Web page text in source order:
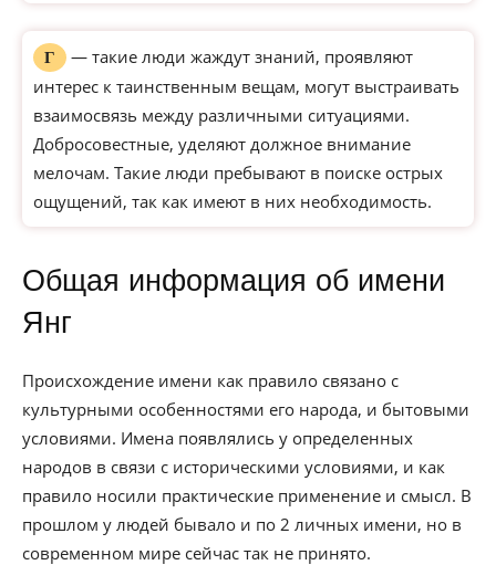
Г
— такие люди жаждут знаний, проявляют
интерес к таинственным вещам, могут выстраивать
взаимосвязь между различными ситуациями.
Добросовестные, уделяют должное внимание
мелочам. Такие люди пребывают в поиске острых
ощущений, так как имеют в них необходимость.
Общая информация об имени
Янг
Происхождение имени как правило связано с
культурными особенностями его народа, и бытовыми
условиями. Имена появлялись у определенных
народов в связи с историческими условиями, и как
правило носили практические применение и смысл. В
прошлом у людей бывало и по 2 личных имени, но в
современном мире сейчас так не принято.